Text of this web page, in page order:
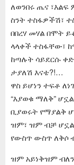
ለወንበሩ ጤና
ስንት ተስፋዎችሽ፣
በበረሃ መሃል በሞት
ላላቀች ተስፋቸው፣
ከጣሉት ሳይደርሱ
ታያለሽ እናቴ?!…
ዋስ ይሆነን ተፍቶ
“እያወቁ ማለቅ”
ቢያወሩት የማያልቅ
ዝም፣ ዝም ብቻ
የውስጥ ውስጥ ለቅሶ
ዝም አይነቅዝም